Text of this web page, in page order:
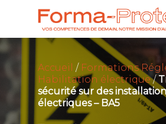
Accueil / Formations
Habilitation électrique/
sécurité sur des
électriques – BA5